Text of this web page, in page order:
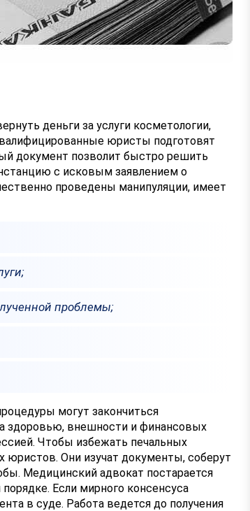
деньги за услуги косметологии,
юристы подготовят
документ позволит быстро решить
с исковым заявлением о
проведены манипуляции, имеет
проблемы;
могут закончиться
внешности и финансовых
Чтобы избежать печальных
Они изучат документы, соберут
Медицинский адвокат постарается
Если мирного консенсуса
в суде. Работа ведется до получения